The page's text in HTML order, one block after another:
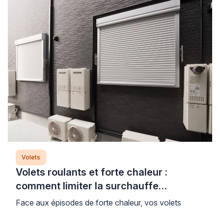
Volets
Volets roulants et forte chaleur :
comment limiter la surchauffe
efficacement
Face aux épisodes de forte chaleur, vos volets